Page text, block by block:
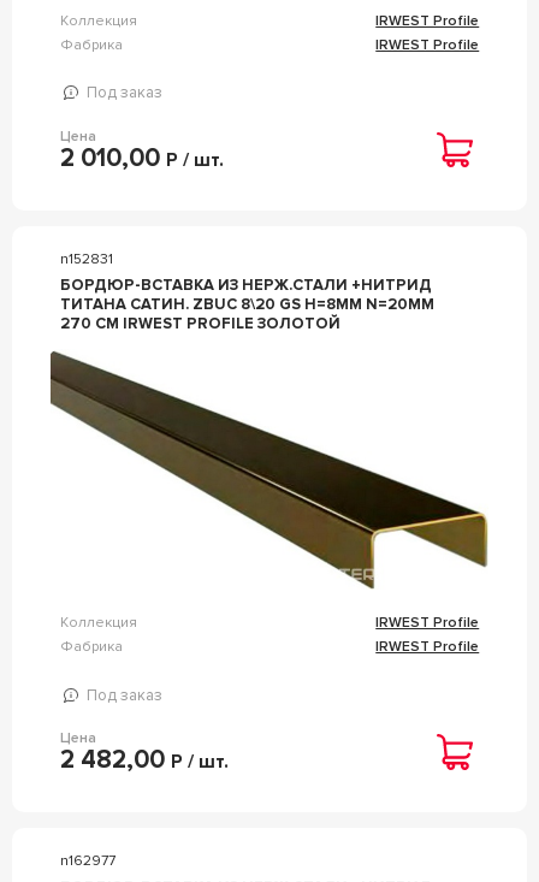
Коллекция
IRWEST Profile
Фабрика
IRWEST Profile
Под заказ
Цена
2 010,00 Р / шт.
n152831
БОРДЮР-ВСТАВКА ИЗ НЕРЖ.СТАЛИ +НИТРИД
ТИТАНА САТИН. ZBUC 8\20 GS H=8ММ N=20ММ
270 СМ IRWEST PROFILE ЗОЛОТОЙ
Коллекция
IRWEST Profile
Фабрика
IRWEST Profile
Под заказ
Цена
2 482,00 Р / шт.
n162977